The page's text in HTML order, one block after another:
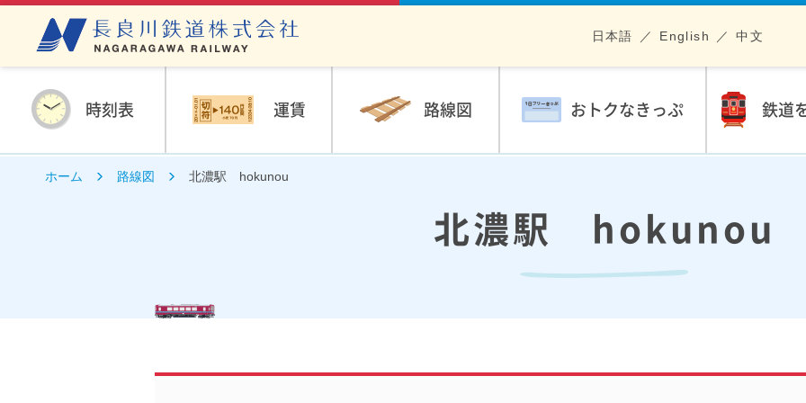
時刻表 運賃 路線図 おトクなきっぷ 鉄道
日本語 English 中文
ホーム 路線図 北濃駅 hokunou
北濃駅 hokunou